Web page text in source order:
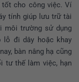
tốt cho công việc. Ví
tính giúp lưu trữ tài
môi trường sử dụng
lỗ đi dây hoặc khay
bàn nâng hạ cũng
tư thế làm việc, hạn